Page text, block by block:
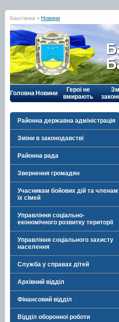
Баштанка » Новини
Головна Новини
Герої не
вмирають
Районна державна адміністрація
Зміни в законодавстві
Районна рада
Звернення громадян
Учасникам бойових дій та членам
їх сімей
Управління соціально-
економічного розвитку території
Управління соціального захисту
населення
Служба у справах дітей
Архівний відділ
Фінансовий відділ
Відділ оборонної роботи